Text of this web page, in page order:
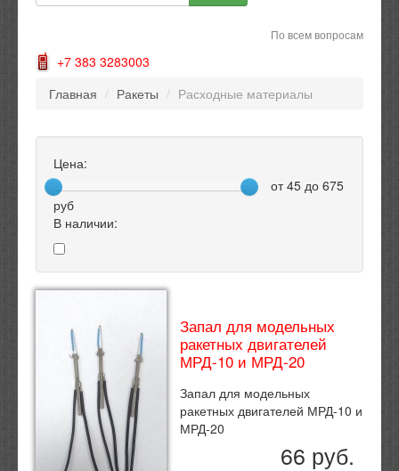
По всем вопросам
+7 383 3283003
Главная / Ракеты / Расходные материалы
Цена:
от45 до 675
руб
В наличии:
Запал для модельных
ракетных двигателей
МРД-10 и МРД-20
Запал для модельных
ракетных двигателей МРД-10 и
МРД-20
66 руб.